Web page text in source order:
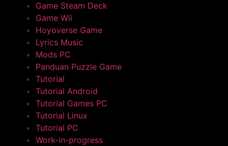
Game Steam Deck
Game Wii
Hoyoverse Game
Lyrics Music
Mods PC
Panduan Puzzle Game
Tutorial
Tutorial Android
Tutorial Games PC
Tutorial Linux
Tutorial PC
Work-in-progress